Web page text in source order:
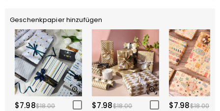
Geschenkpapier hinzufügen
$7.98$18.00 $7.98$18.00 $7.98$18.00